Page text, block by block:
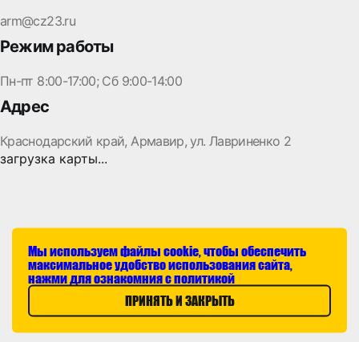
arm@cz23.ru
Режим работы
Пн-пт 8:00-17:00; Сб 9:00-14:00
Адрес
Краснодарский край, Армавир, ул. Лавриненко 2
загрузка карты...
Мы используем файлы cookie, чтобы обеспечить
максимальное удобство использования сайта,
нажми для ознакомния с политикой
ПРИНЯТЬ И ЗАКРЫТЬ